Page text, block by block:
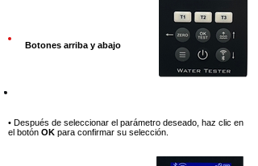
Botones arriba y abajo
• Después de seleccionar el parámetro deseado, haz clic en
el botón OK para confirmar su selección.